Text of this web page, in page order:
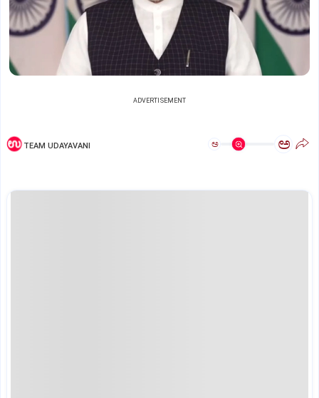
ADVERTISEMENT
TEAM UDAYAVANI ಅ ಅ